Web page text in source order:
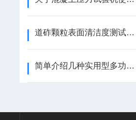
道砟颗粒表面清洁度测试仪P30过滤器、试验容器使用方法
简单介绍几种实用型多功能电动取芯机